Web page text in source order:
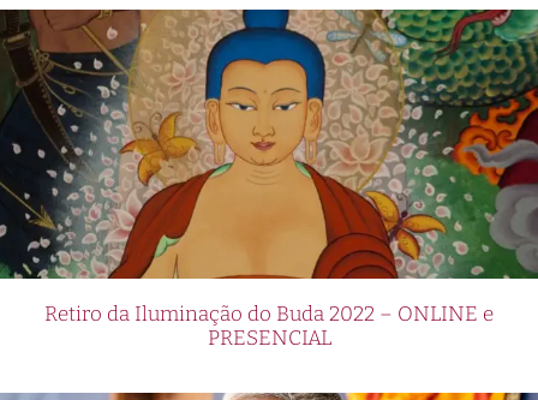
Retiro da Iluminação do Buda 2022 – ONLINE e
PRESENCIAL